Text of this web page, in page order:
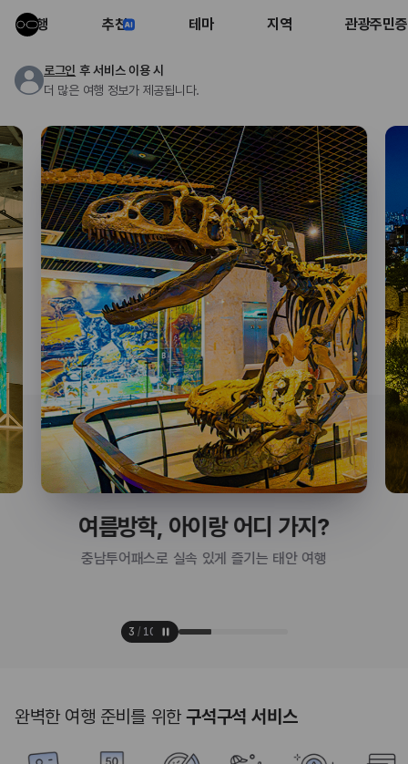
여행 추천 테마 지역 관광주민증
로그인 후 서비스 이용 시
더 많은 여행 정보가 제공됩니다.
여름방학, 아이랑 어디 가지?
충남투어패스로 실속 있게 즐기는 태안 여행
3 / 10
완벽한 여행 준비를 위한구석구석 서비스